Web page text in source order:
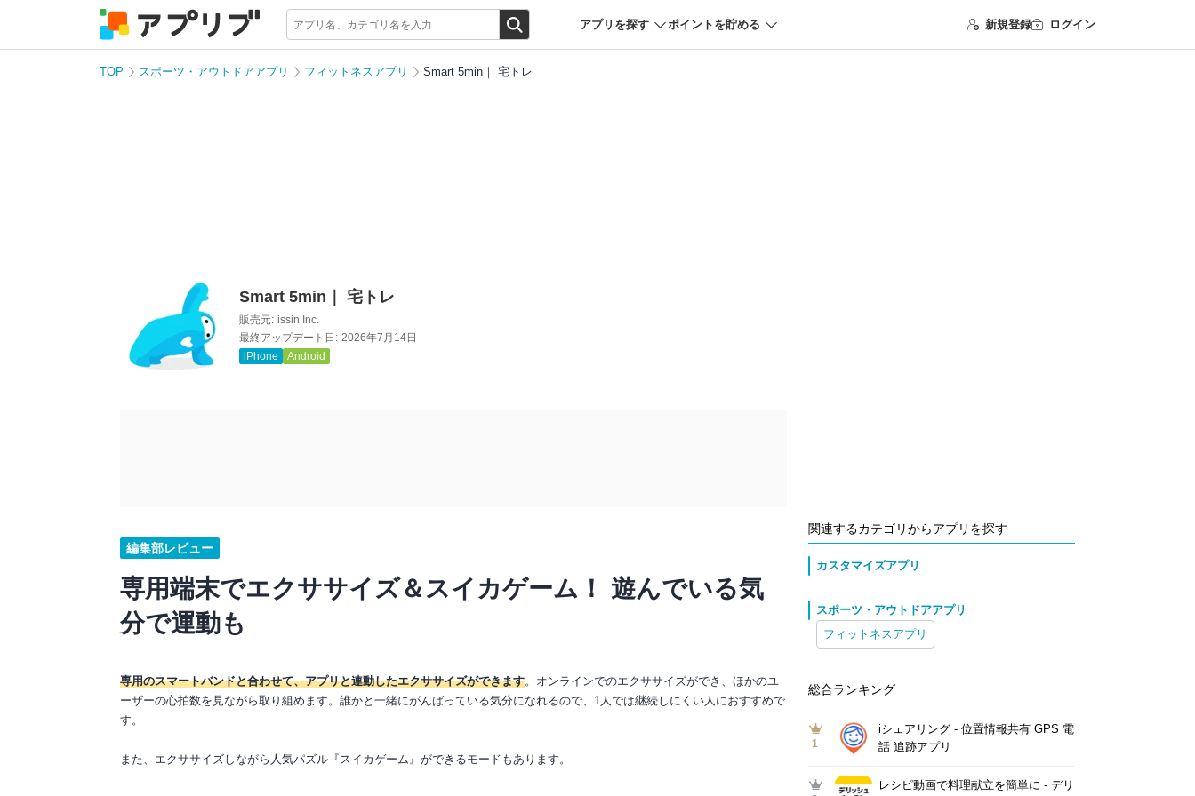
アプリを探す ポイントを貯める 新規登録 ログイン
TOP スポーツ・アウトドアアプリ フィットネスアプリ Smart 5min｜ 宅トレ
Smart 5min｜ 宅トレ
販売元: issin Inc.
最終アップデート日: 2026年7月14日
iPhone
Android
編集部レビュー
専用端末でエクササイズ＆スイカゲーム！ 遊んでいる気
分で運動も
専用のスマートバンドと合わせて、アプリと連動したエクササイズができます。オンラインでのエクササイズができ、ほかのユ
ーザーの心拍数を見ながら取り組めます。誰かと一緒にがんばっている気分になれるので、1人では継続しにくい人におすすめで
す。
また、エクササイズしながら人気パズル『スイカゲーム』ができるモードもあります。
関連するカテゴリからアプリを探す
カスタマイズアプリ
スポーツ・アウトドアアプリ
フィットネスアプリ
総合ランキング
1
iシェアリング - 位置情報共有 GPS 電
話 追跡アプリ
レシピ動画で料理献立を簡単‪に - デリ